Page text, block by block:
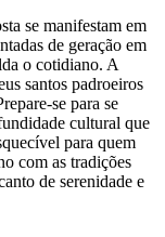
se manifestam em
de geração em
o cotidiano. A
santos padroeiros
se para se
cultural que
para quem
com as tradições
de serenidade e